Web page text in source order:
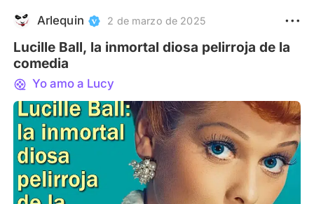
Arlequin 2 de marzo de 2025
Lucille Ball, la inmortal diosa pelirroja de la
comedia
Yo amo a Lucy